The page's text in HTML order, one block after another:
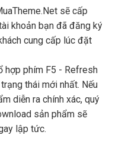
sẽ cấp
khoản bạn đã đăng ký
cung cấp lúc đặt
hợp phím F5 - Refresh
thái mới nhất. Nếu
diễn ra chính xác, quý
sản phẩm sẽ
lập tức.